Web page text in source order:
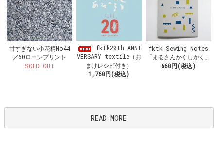
甘すぎない小花柄No44
／60ローンプリント
SOLD OUT
fktk20th ANNI
VERSARY textile（お
まけレシピ付き）
1,760円(税込)
fktk Sewing Notes
「まるさんかくしかく」
660円(税込)
READ MORE